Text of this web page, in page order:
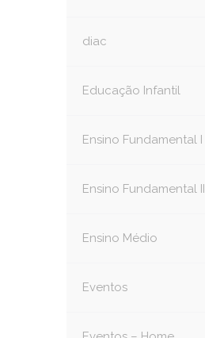
diac
Educação Infantil
Ensino Fundamental I
Ensino Fundamental II
Ensino Médio
Eventos